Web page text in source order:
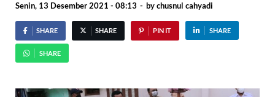
Senin, 13 Desember 2021 - 08:13 - bychusnul cahyadi
SHARE SHARE PIN IT SHARE
SHARE